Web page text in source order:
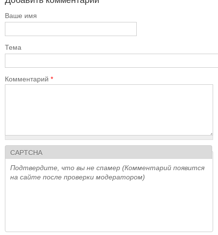
Ваше имя
Тема
Комментарий *
CAPTCHA
Подтвердите, что вы не спамер (Комментарий появится
на сайте после проверки модератором)